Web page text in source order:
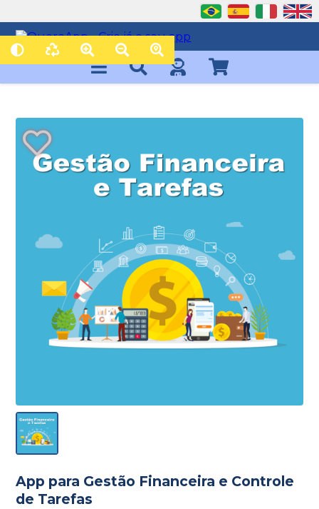
App para Gestão Financeira e Controle
de Tarefas